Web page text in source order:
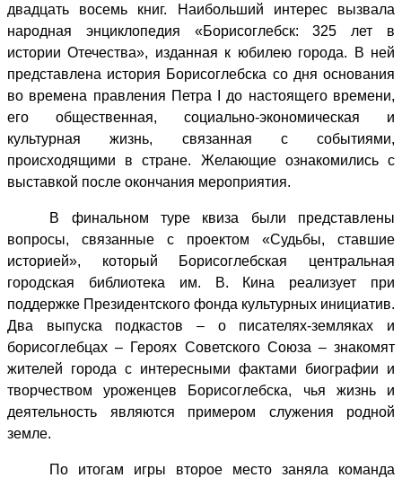
двадцать восемь книг. Наибольший интерес вызвала
народная энциклопедия «Борисоглебск: 325 лет в
истории Отечества», изданная к юбилею города. В ней
представлена история Борисоглебска со дня основания
во времена правления Петра
до настоящего времени,
его общественная, социально-экономическая и
культурная жизнь, связанная с событиями,
происходящими в стране. Желающие ознакомились с
выставкой после окончания мероприятия.
В финальном туре квиза были представлены
вопросы, связанные с проектом «Судьбы, ставшие
историей», который Борисоглебская центральная
городская библиотека им. В. Кина реализует при
поддержке Президентского фонда культурных инициатив.
Два выпуска подкастов – о писателях-земляках и
борисоглебцах – Героях Советского Союза – знакомят
жителей города с интересными фактами биографии и
творчеством уроженцев Борисоглебска, чья жизнь и
деятельность являются примером служения родной
земле.
По итогам игры второе место заняла команда